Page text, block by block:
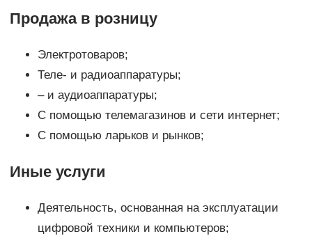
Продажа в розницу
Электротоваров;
Теле- и радиоаппаратуры;
– и аудиоаппаратуры;
С помощью телемагазинов и сети интернет;
С помощью ларьков и рынков;
Иные услуги
Деятельность, основанная на эксплуатации
цифровой техники и компьютеров;